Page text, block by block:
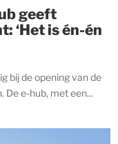
geeft
‘Het is én-én
bij de opening van de
De e-hub, met een...